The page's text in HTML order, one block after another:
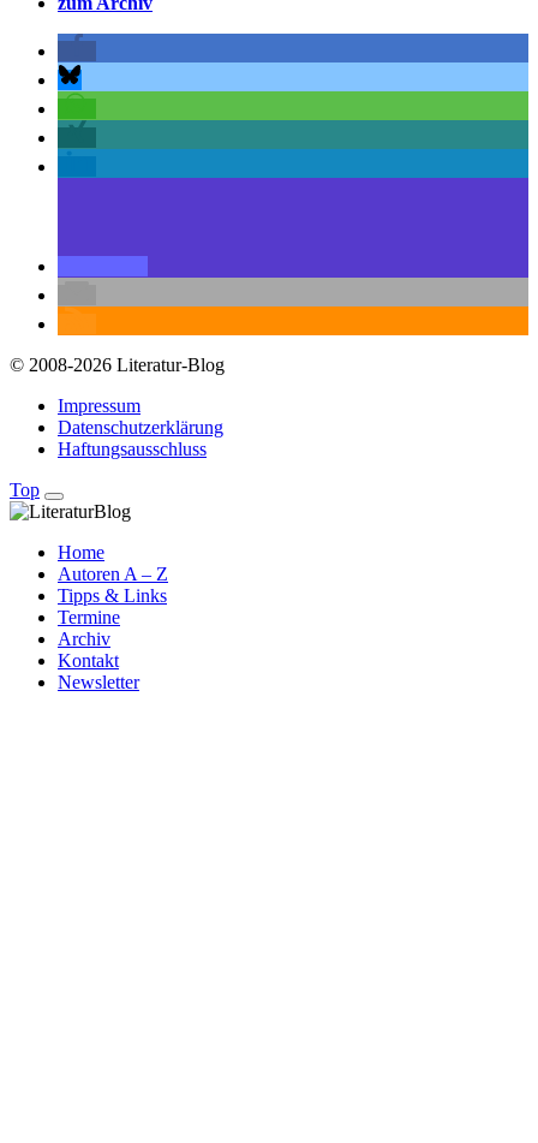
© 2008-2026 Literatur-Blog
Impressum
Datenschutzerklärung
Haftungsausschluss
Top
Home
Autoren A – Z
Tipps & Links
Termine
Archiv
Kontakt
Newsletter